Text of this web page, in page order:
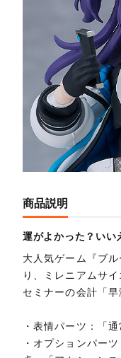
商品説明
運がよかった？いい
大人気ゲーム『ブ
り、ミレニアムサ
セミナーの会計「
・表情パーツ：「
・オプションパー